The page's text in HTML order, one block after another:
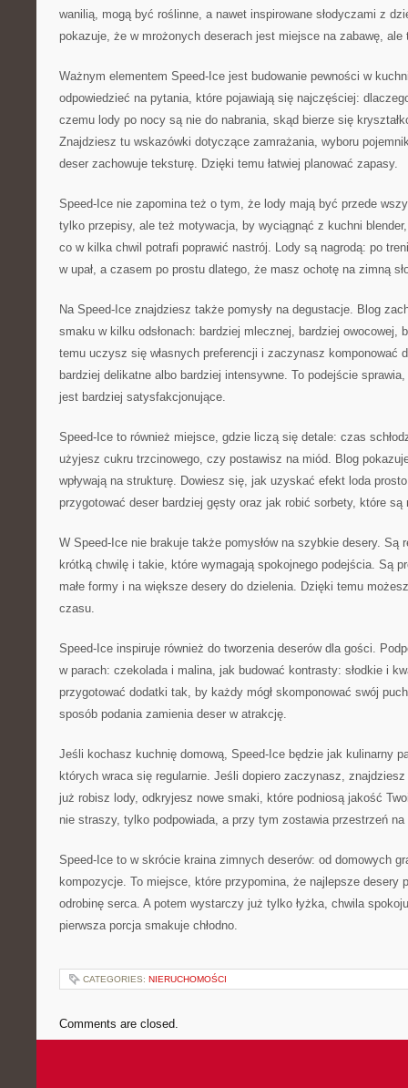
wanilią, mogą być roślinne, a nawet inspirowane słodyczami z
pokazuje, że w mrożonych deserach jest miejsce na zabawę, ale
Ważnym elementem Speed-Ice jest budowanie pewności w
odpowiedzieć na pytania, które pojawiają się najczęściej:
czemu lody po nocy są nie do nabrania, skąd bierze się
Znajdziesz tu wskazówki dotyczące zamrażania, wyboru
deser zachowuje teksturę. Dzięki temu łatwiej planować zapasy.
Speed-Ice nie zapomina też o tym, że lody mają być przede
tylko przepisy, ale też motywacja, by wyciągnąć z kuchni
co w kilka chwil potrafi poprawić nastrój. Lody są nagrodą: po
w upał, a czasem po prostu dlatego, że masz ochotę na zimną
Na Speed-Ice znajdziesz także pomysły na degustacje. Blog
smaku w kilku odsłonach: bardziej mlecznej, bardziej owocowej,
temu uczysz się własnych preferencji i zaczynasz komponować
bardziej delikatne albo bardziej intensywne. To podejście
jest bardziej satysfakcjonujące.
Speed-Ice to również miejsce, gdzie liczą się detale: czas
użyjesz cukru trzcinowego, czy postawisz na miód. Blog
wpływają na strukturę. Dowiesz się, jak uzyskać efekt loda
przygotować deser bardziej gęsty oraz jak robić sorbety, które są
W Speed-Ice nie brakuje także pomysłów na szybkie desery. Są
krótką chwilę i takie, które wymagają spokojnego podejścia. Są
małe formy i na większe desery do dzielenia. Dzięki temu
czasu.
Speed-Ice inspiruje również do tworzenia deserów dla gości.
w parach: czekolada i malina, jak budować kontrasty: słodkie i
przygotować dodatki tak, by każdy mógł skomponować swój
sposób podania zamienia deser w atrakcję.
Jeśli kochasz kuchnię domową, Speed-Ice będzie jak kulinarny
których wraca się regularnie. Jeśli dopiero zaczynasz,
już robisz lody, odkryjesz nowe smaki, które podniosą jakość
nie straszy, tylko podpowiada, a przy tym zostawia przestrzeń na
Speed-Ice to w skrócie kraina zimnych deserów: od domowych
kompozycje. To miejsce, które przypomina, że najlepsze desery
odrobinę serca. A potem wystarczy już tylko łyżka, chwila
pierwsza porcja smakuje chłodno.
CATEGORIES: NIERUCHOMOŚCI
Comments are closed.